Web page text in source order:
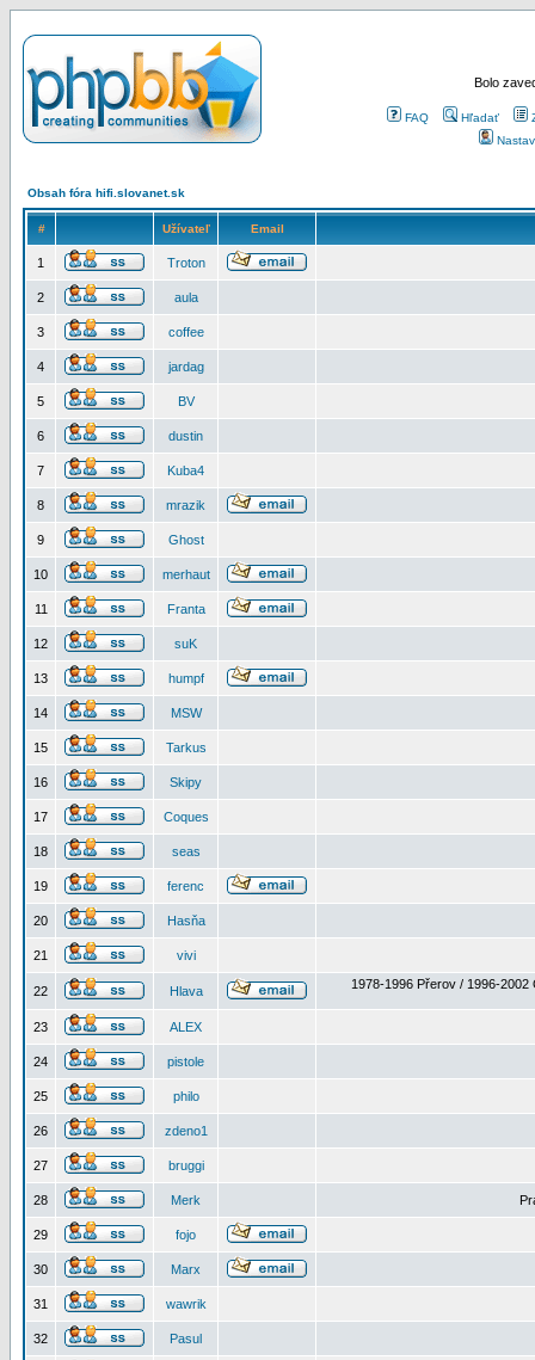
Bolo
FAQ Hľadať
Obsah fóra hifi.slovanet.sk
# Užívateľ Email
1 Troton
2 aula
3 coffee
4 jardag
5 BV
6 dustin
7 Kuba4
8 mrazik
9 Ghost
10 merhaut
11 Franta
12 suK
13 humpf
14 MSW
15 Tarkus
16 Skipy
17 Coques
18 seas
19 ferenc
20 Hasňa
21 vivi
22 Hlava 1978-1996 Přerov / 1996-2002
23 ALEX
24 pistole
25 philo
26 zdeno1
27 bruggi
28 Merk
29 fojo
30 Marx
31 wawrik
32 Pasul